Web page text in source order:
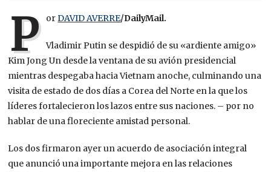
P orDAVID AVERRE/DailyMail.
Vladimir Putin se despidió de su «ardiente amigo»
Kim Jong Un desde la ventana de su avión presidencial
mientras despegaba hacia Vietnam anoche, culminando una
visita de estado de dos días a Corea del Norte en la que los
líderes fortalecieron los lazos entre sus naciones. – por no
hablar de una floreciente amistad personal.
Los dos firmaron ayer un acuerdo de asociación integral
que anunció una importante mejora en las relaciones